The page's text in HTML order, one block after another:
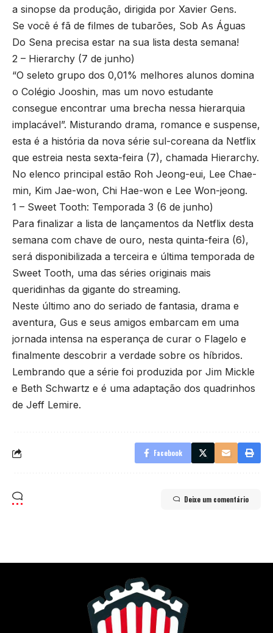
a sinopse da produção, dirigida por Xavier Gens.
Se você é fã de filmes de tubarões, Sob As Águas
Do Sena precisa estar na sua lista desta semana!
2 – Hierarchy (7 de junho)
“O seleto grupo dos 0,01% melhores alunos domina
o Colégio Jooshin, mas um novo estudante
consegue encontrar uma brecha nessa hierarquia
implacável”. Misturando drama, romance e suspense,
esta é a história da nova série sul-coreana da Netflix
que estreia nesta sexta-feira (7), chamada Hierarchy.
No elenco principal estão Roh Jeong-eui, Lee Chae-
min, Kim Jae-won, Chi Hae-won e Lee Won-jeong.
1 – Sweet Tooth: Temporada 3 (6 de junho)
Para finalizar a lista de lançamentos da Netflix desta
semana com chave de ouro, nesta quinta-feira (6),
será disponibilizada a terceira e última temporada de
Sweet Tooth, uma das séries originais mais
queridinhas da gigante do streaming.
Neste último ano do seriado de fantasia, drama e
aventura, Gus e seus amigos embarcam em uma
jornada intensa na esperança de curar o Flagelo e
finalmente descobrir a verdade sobre os híbridos.
Lembrando que a série foi produzida por Jim Mickle
e Beth Schwartz e é uma adaptação dos quadrinhos
de Jeff Lemire.
Facebook
Deixe um comentário